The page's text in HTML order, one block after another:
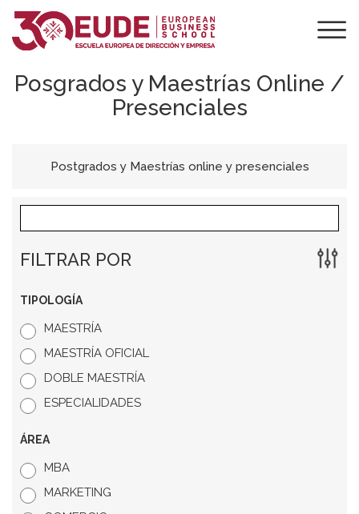
Posgrados y Maestrías Online /
Presenciales
Postgrados y Maestrías online y presenciales
FILTRAR POR
TIPOLOGÍA
MAESTRÍA
MAESTRÍA OFICIAL
DOBLE MAESTRÍA
ESPECIALIDADES
ÁREA
MBA
MARKETING